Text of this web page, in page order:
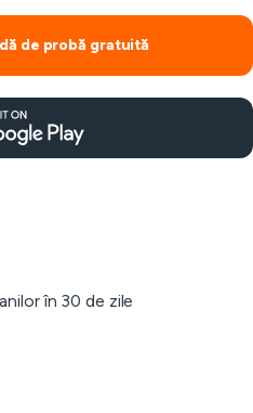
de probă gratuită
în 30 de zile